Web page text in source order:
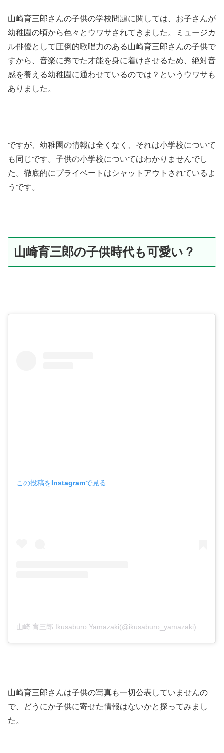
山崎育三郎さんの子供の学校問題に関しては、お子さんが
幼稚園の頃から色々とウワサされてきました。ミュージカ
ル俳優として圧倒的歌唱力のある山崎育三郎さんの子供で
すから、音楽に秀でた才能を身に着けさせるため、絶対音
感を養える幼稚園に通わせているのでは？というウワサも
ありました。
ですが、幼稚園の情報は全くなく、それは小学校について
も同じです。子供の小学校についてはわかりませんでし
た。徹底的にプライベートはシャットアウトされているよ
うです。
山崎育三郎の子供時代も可愛い？
この投稿をInstagramで見る
山崎 育三郎 Ikusaburo Yamazaki(@ikusaburo_yamazaki)がシェアした投稿
山崎育三郎さんは子供の写真も一切公表していませんの
で、どうにか子供に寄せた情報はないかと探ってみまし
た。